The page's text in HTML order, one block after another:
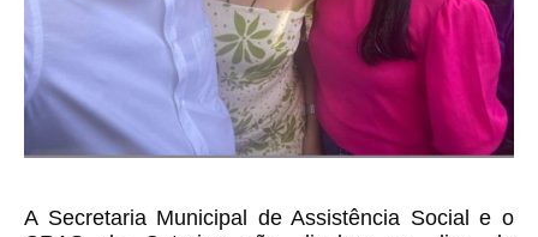
A Secretaria Municipal de Assistência Social e o